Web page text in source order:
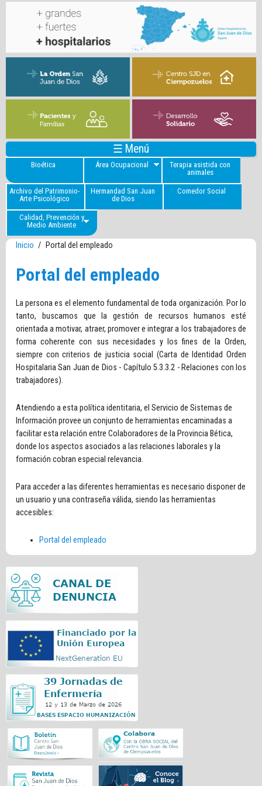
☰ Menú
Bioética Área Ocupacional
Terapia asistida con
animales
Archivo del Patrimonio-
Arte Psicológico
Hermandad San Juan
de Dios
Comedor Social
Calidad, Prevención y
Medio Ambiente
Inicio / Portal del empleado
Portal del empleado
La persona es el elemento fundamental de toda organización. Por lo
tanto, buscamos que la gestión de recursos humanos esté
orientada a motivar, atraer, promover e integrar a los trabajadores de
forma coherente con sus necesidades y los fines de la Orden,
siempre con criterios de justicia social (Carta de Identidad Orden
Hospitalaria San Juan de Dios - Capítulo 5.3.3.2 - Relaciones con los
trabajadores).
Atendiendo a esta política identitaria, el Servicio de Sistemas de
Información provee un conjunto de herramientas encaminadas a
facilitar esta relación entre Colaboradores de la Provincia Bética,
donde los aspectos asociados a las relaciones laborales y la
formación cobran especial relevancia.
Para acceder a las diferentes herramientas es necesario disponer de
un usuario y una contraseña válida, siendo las herramientas
accesibles:
Portal del empleado